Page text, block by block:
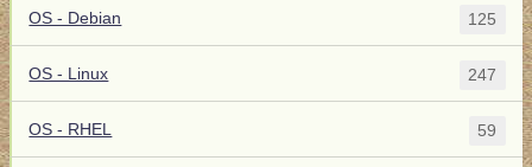
OS - Debian 125
OS - Linux 247
OS - RHEL 59